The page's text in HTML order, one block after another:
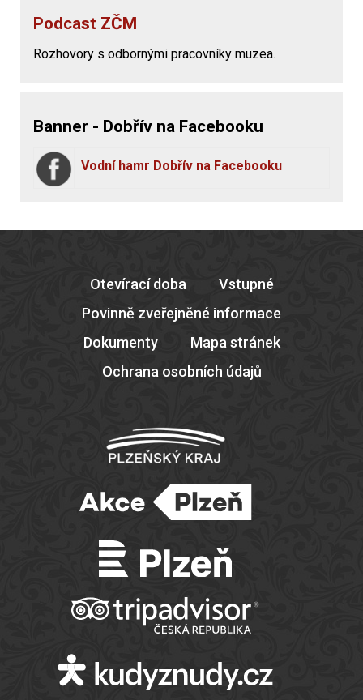
Podcast ZČM
Rozhovory s odbornými pracovníky muzea.
Banner - Dobřív na Facebooku
Vodní hamr Dobřív na Facebooku
Otevírací doba
Vstupné
Povinně zveřejněné informace
Dokumenty
Mapa stránek
Ochrana osobních údajů